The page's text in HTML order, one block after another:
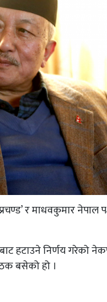
र माधवकुमार
हटाउने निर्णय गरेको
बसेको हो ।